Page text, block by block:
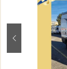
zurück